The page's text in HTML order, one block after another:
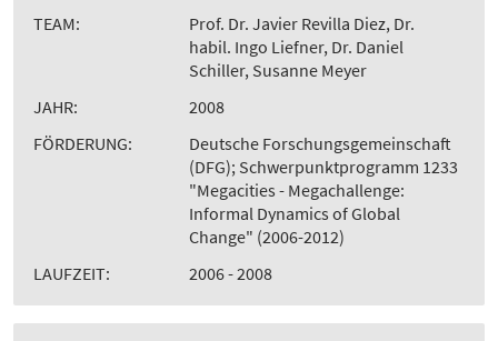
TEAM:
Prof. Dr. Javier Revilla Diez, Dr.
habil. Ingo Liefner, Dr. Daniel
Schiller, Susanne Meyer
JAHR:
2008
FÖRDERUNG:
Deutsche Forschungsgemeinschaft
(DFG); Schwerpunktprogramm 1233
"Megacities - Megachallenge:
Informal Dynamics of Global
Change" (2006-2012)
LAUFZEIT:
2006 - 2008